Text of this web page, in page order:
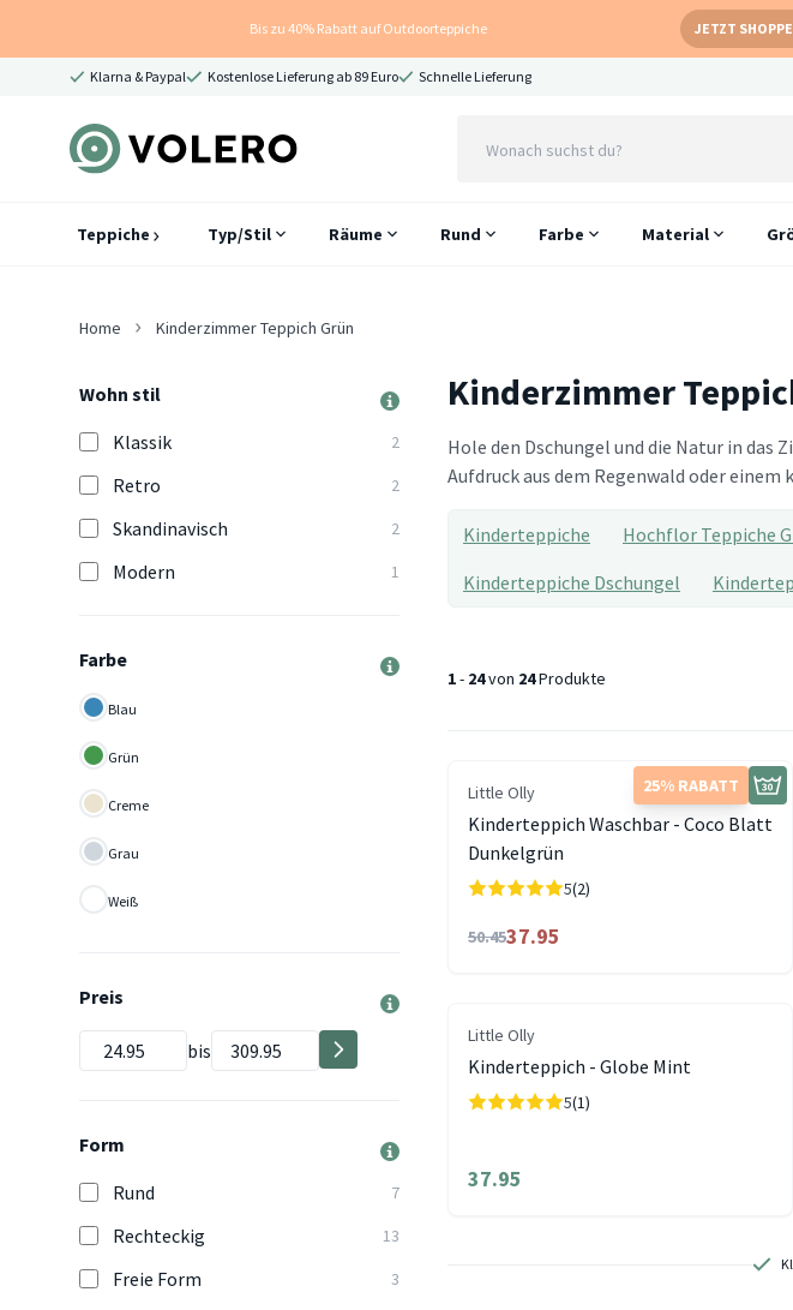
Bis zu 40% Rabatt auf Outdoorteppiche JETZT
Klarna & Paypal Kostenlose Lieferung ab 89 Euro Schnelle Lieferung
Teppiche Typ/Stil Räume Rund Farbe Material
Home Kinderzimmer Teppich Grün
Wohn stil
Klassik
2
Retro 2
Skandinavisch 2
Modern 1
Farbe
Blau
Grün
Creme
Grau
Weiß
Preis
bis
Form
Rund
7
Rechteckig 13
Freie Form 3
Kinderzimmer
Hole den Dschungel und die Natur in das
Aufdruck aus dem Regenwald oder
Kinderteppiche Hochflor Teppiche
Kinderteppiche Dschungel
1- 24von 24Produkte
25% RABATT
Little Olly
Kinderteppich Waschbar - Coco Blatt
Dunkelgrün
5(2)
50.4537.95
Little Olly
Kinderteppich - Globe Mint
5(1)
37.95